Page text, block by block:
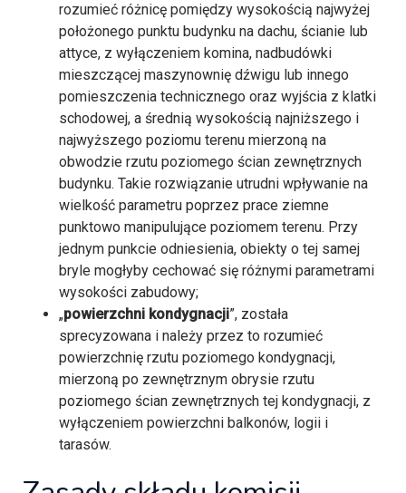
rozumieć różnicę pomiędzy wysokością najwyżej
położonego punktu budynku na dachu, ścianie lub
attyce, z wyłączeniem komina, nadbudówki
mieszczącej maszynownię dźwigu lub innego
pomieszczenia technicznego oraz wyjścia z klatki
schodowej, a średnią wysokością najniższego i
najwyższego poziomu terenu mierzoną na
obwodzie rzutu poziomego ścian zewnętrznych
budynku. Takie rozwiązanie utrudni wpływanie na
wielkość parametru poprzez prace ziemne
punktowo manipulujące poziomem terenu. Przy
jednym punkcie odniesienia, obiekty o tej samej
bryle mogłyby cechować się różnymi parametrami
wysokości zabudowy;
„powierzchni kondygnacji”, została
sprecyzowana i należy przez to rozumieć
powierzchnię rzutu poziomego kondygnacji,
mierzoną po zewnętrznym obrysie rzutu
poziomego ścian zewnętrznych tej kondygnacji, z
wyłączeniem powierzchni balkonów, logii i
tarasów.